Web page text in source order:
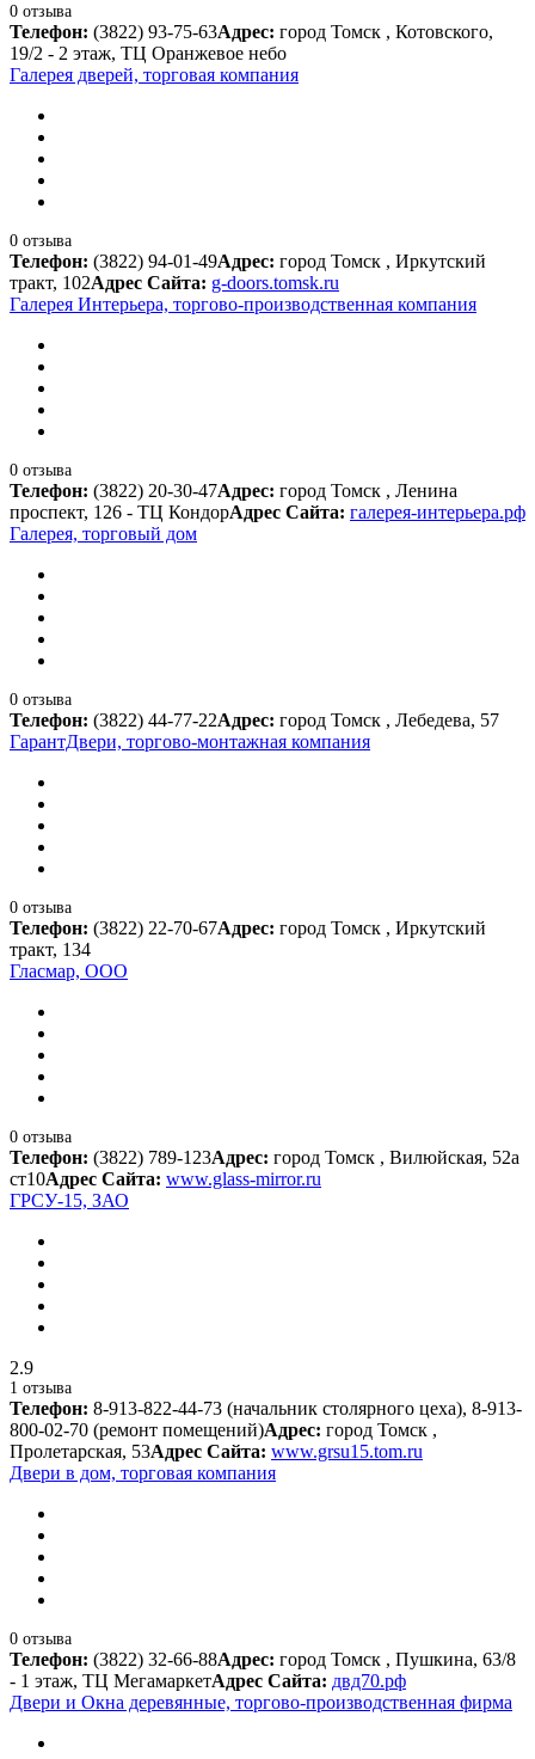
0 отзыва
Телефон: (3822) 93-75-63Адрес: город Томск , Котовского,
19/2 - 2 этаж, ТЦ Оранжевое небо
Галерея дверей, торговая компания
0 отзыва
Телефон: (3822) 94-01-49Адрес: город Томск , Иркутский
тракт, 102Адрес Сайта: g-doors.tomsk.ru
Галерея Интерьера, торгово-производственная компания
0 отзыва
Телефон: (3822) 20-30-47Адрес: город Томск , Ленина
проспект, 126 - ТЦ КондорАдрес Сайта: галерея-интерьера.рф
Галерея, торговый дом
0 отзыва
Телефон: (3822) 44-77-22Адрес: город Томск , Лебедева, 57
ГарантДвери, торгово-монтажная компания
0 отзыва
Телефон: (3822) 22-70-67Адрес: город Томск , Иркутский
тракт, 134
Гласмар, ООО
0 отзыва
Телефон: (3822) 789-123Адрес: город Томск , Вилюйская, 52а
ст10Адрес Сайта: www.glass-mirror.ru
ГРСУ-15, ЗАО
2.9
1 отзыва
Телефон: 8-913-822-44-73 (начальник столярного цеха), 8-913-
800-02-70 (ремонт помещений)Адрес: город Томск ,
Пролетарская, 53Адрес Сайта: www.grsu15.tom.ru
Двери в дом, торговая компания
0 отзыва
Телефон: (3822) 32-66-88Адрес: город Томск , Пушкина, 63/8
- 1 этаж, ТЦ МегамаркетАдрес Сайта: двд70.рф
Двери и Окна деревянные, торгово-производственная фирма